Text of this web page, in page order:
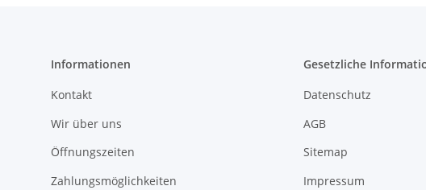
Informationen
Kontakt
Wir über uns
Öffnungszeiten
Zahlungsmöglichkeiten
Gesetzliche
Datenschutz
AGB
Sitemap
Impressum